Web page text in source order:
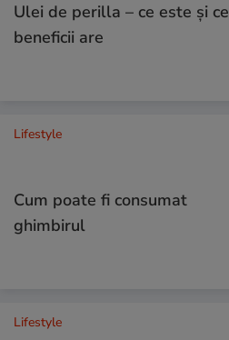
Ulei de perilla – ce este și ce
beneficii are
Lifestyle
Cum poate fi consumat
ghimbirul
Lifestyle